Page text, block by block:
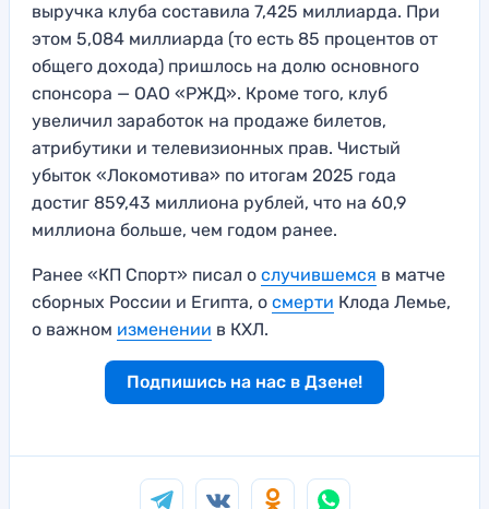
выручка клуба составила 7,425 миллиарда. При
этом 5,084 миллиарда (то есть 85 процентов от
общего дохода) пришлось на долю основного
спонсора — ОАО «РЖД». Кроме того, клуб
увеличил заработок на продаже билетов,
атрибутики и телевизионных прав. Чистый
убыток «Локомотива» по итогам 2025 года
достиг 859,43 миллиона рублей, что на 60,9
миллиона больше, чем годом ранее.
Ранее «КП Спорт» писал о случившемся в матче
сборных России и Египта, о смерти Клода Лемье,
о важном изменении в КХЛ.
Подпишись на нас в Дзене!